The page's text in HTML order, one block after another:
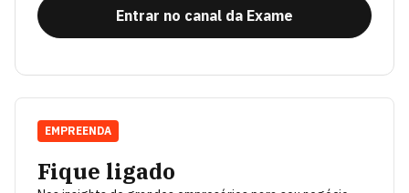
Entrar no canal da Exame
Fique ligado
EMPREENDA